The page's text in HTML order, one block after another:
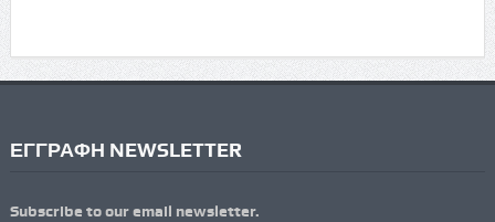
ΕΓΓΡΑΦΗ NEWSLETTER
Subscribe to our email newsletter.